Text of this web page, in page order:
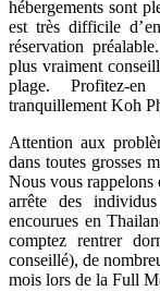
hébergements sont
est très difficile
réservation
plus vraiment
plage. Profitez-
tranquillement Koh
Attention aux
dans toutes grosses
Nous vous rappelons
arrête des
encourues en
comptez rentrer
conseillé), de
mois lors de la Full